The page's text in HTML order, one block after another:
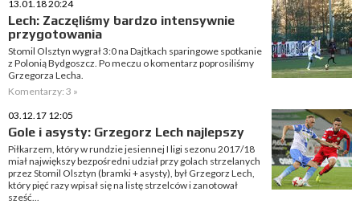
13.01.18 20:24
Lech: Zaczęliśmy bardzo intensywnie
przygotowania
Stomil Olsztyn wygrał 3:0 na Dajtkach sparingowe spotkanie
z Polonią Bydgoszcz. Po meczu o komentarz poprosiliśmy
Grzegorza Lecha.
Komentarzy: 3 »
03.12.17 12:05
Gole i asysty: Grzegorz Lech najlepszy
Piłkarzem, który w rundzie jesiennej I ligi sezonu 2017/18
miał największy bezpośredni udział przy golach strzelanych
przez Stomil Olsztyn (bramki + asysty), był Grzegorz Lech,
który pięć razy wpisał się na listę strzelców i zanotował
sześć...